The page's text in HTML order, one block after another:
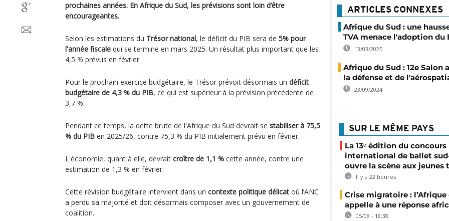
prochaines années. En Afrique du Sud, les prévisions sont loin d’être
encourageantes.
Selon les estimations du Trésor national, le déficit du PIB sera de 5% pour
l'année fiscale qui se termine en mars 2025. Un résultat plus important que les
4,5 % prévus en février.
Pour le prochain exercice budgétaire, le Trésor prévoit désormais un déficit
budgétaire de 4,3 % du PIB, ce qui est supérieur à la prévision précédente de
3,7 %.
Pendant ce temps, la dette brute de l'Afrique du Sud devrait se stabiliser à 75,5
% du PIB en 2025/26, contre 75,3 % du PIB initialement prévu en février.
L'économie, quant à elle, devrait croître de 1,1 % cette année, contre une
estimation de 1,3 % en février.
Cette révision budgétaire intervient dans un contexte politique délicat où l’ANC
a perdu sa majorité et doit désormais composer avec un gouvernement de
coalition.
ARTICLES CONNEXES
Afrique du Sud : une
TVA menace l'adoption du
13/03/2025
Afrique du Sud : 12e Salon
la défense et de
23/09/2024
SUR LE MÊME PAYS
La 13ᵉ édition du concours
international de ballet
ouvre la scène aux jeunes
Il y a 22 heures
Crise migratoire : l’Afrique
appelle à une réponse
05/08 - 18:38